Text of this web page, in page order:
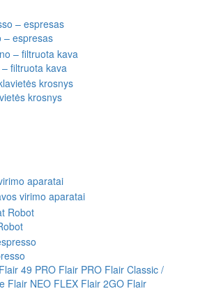
– espresas
filtruota kava
krosnys
aparatai
Flair 49 PRO Flair PRO Flair Classic /
Flair NEO FLEX Flair 2GO Flair